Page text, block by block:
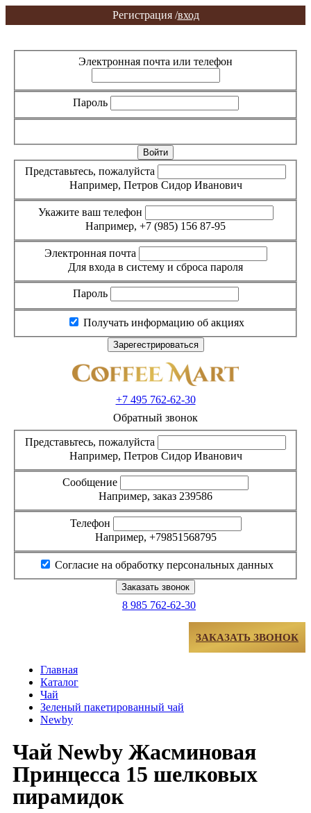
Регистрация /вход
Электронная почта или телефон
Пароль
Представьтесь, пожалуйста
Например, Петров Сидор Иванович
Укажите ваш телефон
Например, +7 (985) 156 87-95
Электронная почта
Для входа в систему и сброса пароля
Пароль
Получать информацию об акциях
+7 495762-62-30
Обратный звонок
Представьтесь, пожалуйста
Например, Петров Сидор Иванович
Сообщение
Например, заказ 239586
Телефон
Например, +79851568795
Согласие на обработку персональных данных
8 985 762-62-30
ЗАКАЗАТЬ ЗВОНОК
Главная
Каталог
Чай
Зеленый пакетированный чай
Newby
Чай Newby Жасминовая
Принцесса 15 шелковых
пирамидок